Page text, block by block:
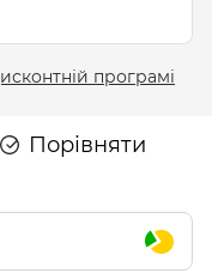
програмі
Порівняти